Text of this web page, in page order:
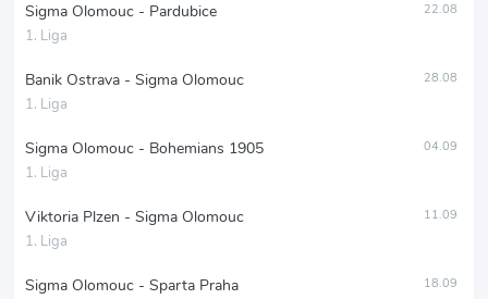
Sigma Olomouc - Pardubice
1. Liga
22.08
Banik Ostrava - Sigma Olomouc
1. Liga
28.08
Sigma Olomouc - Bohemians 1905
1. Liga
04.09
Viktoria Plzen - Sigma Olomouc
1. Liga
11.09
Sigma Olomouc - Sparta Praha 18.09